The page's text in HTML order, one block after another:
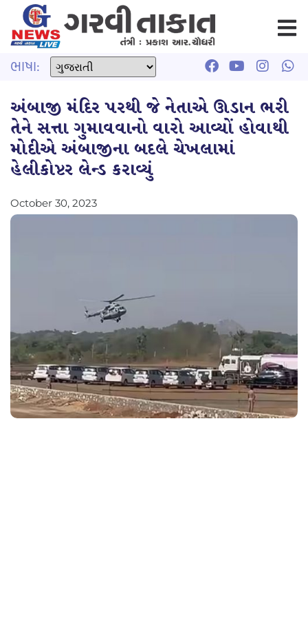
ભાષા:
અંબાજી મંદિર પરથી જે નેતાએ ઊડાન ભરી
તેને સત્તા ગુમાવવાનો વારો આવ્યોં હોવાથી
મોદીએ અંબાજીના બદલે ચેખલામાં
હેલીકોપ્ટર લેન્ડ કરાવ્યું
October 30, 2023